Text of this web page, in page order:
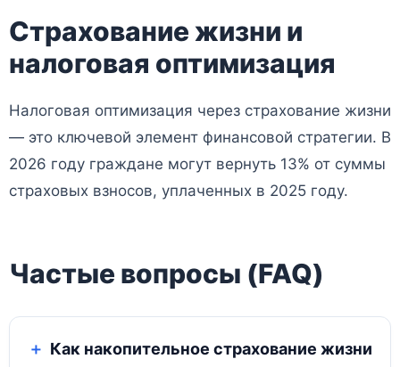
Страхование жизни и
налоговая оптимизация
Налоговая оптимизация через страхование жизни
— это ключевой элемент финансовой стратегии. В
2026 году граждане могут вернуть 13% от суммы
страховых взносов, уплаченных в 2025 году.
Частые вопросы (FAQ)
Как накопительное страхование жизни